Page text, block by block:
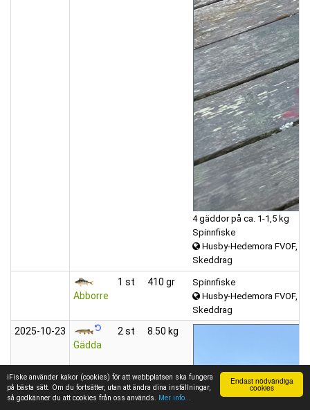
Endast nödvändiga
cookies
iFiske använder kakor (cookies) för att webbplatsen ska fungera
på bästa sätt. Om du fortsätter, utan att ändra dina inställningar,
så godkänner du att cookies från oss används.
Mer info...
4 gäddor på ca. 1-1,5 kg
Spinnfiske
Husby-Hedemora FVOF,
Skeddrag
Abborre
1 st 410 gr
Spinnfiske
Husby-Hedemora FVOF,
Skeddrag
2025‑10‑23
Gädda
2 st 8.50 kg